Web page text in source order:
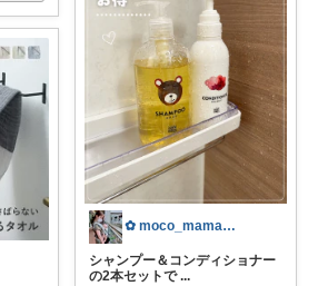
✿ moco_mama_life ✿
シャンプー＆コンディショナー
の2本セットで ...